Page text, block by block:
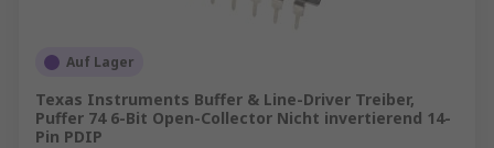
Auf Lager
Texas Instruments Buffer & Line-Driver Treiber,
Puffer 74 6-Bit Open-Collector Nicht invertierend 14-
Pin PDIP